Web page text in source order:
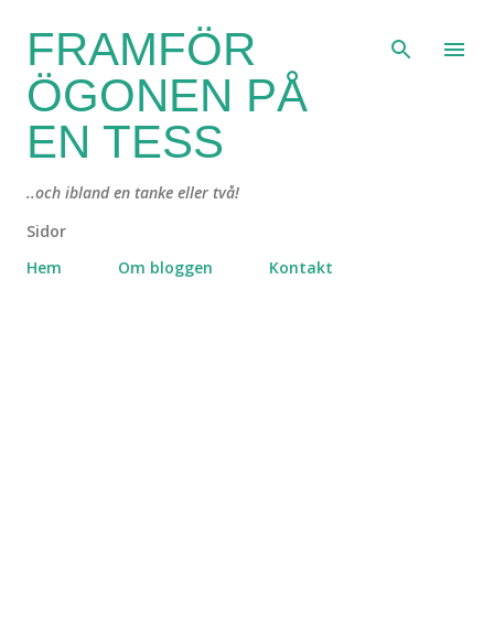
Fortsätt till huvudinnehåll
FRAMFÖR
ÖGONEN PÅ
EN TESS
..och ibland en tanke eller två!
Sidor
Hem
Om bloggen Kontakt